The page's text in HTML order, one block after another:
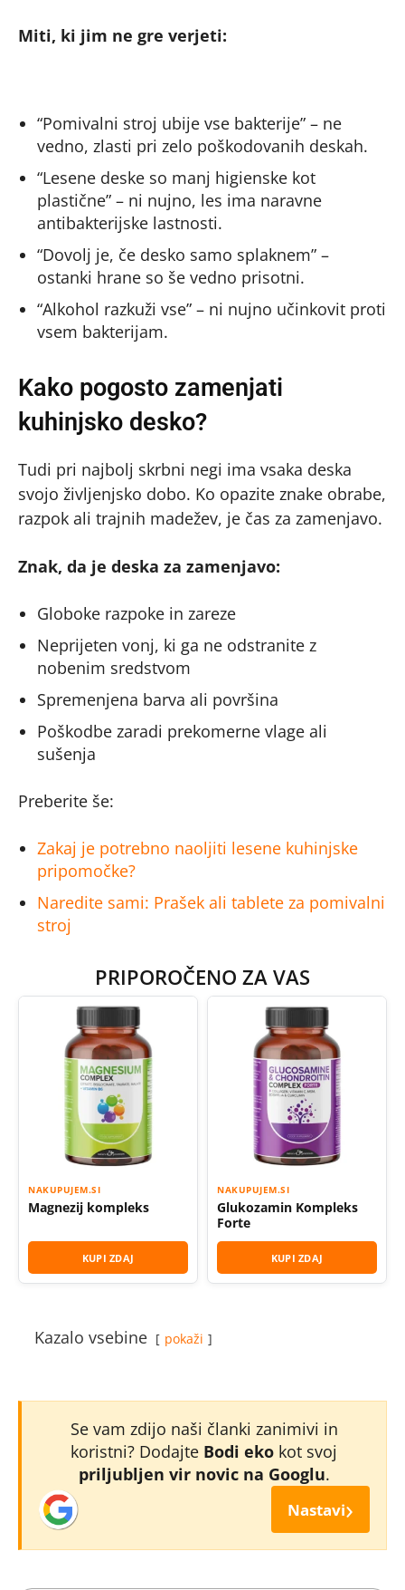
Miti, ki jim ne gre verjeti:
“Pomivalni stroj ubije vse bakterije” – ne
vedno, zlasti pri zelo poškodovanih deskah.
“Lesene deske so manj higienske kot
plastične” – ni nujno, les ima naravne
antibakterijske lastnosti.
“Dovolj je, če desko samo splaknem” –
ostanki hrane so še vedno prisotni.
“Alkohol razkuži vse” – ni nujno učinkovit proti
vsem bakterijam.
Kako pogosto zamenjati
kuhinjsko desko?
Tudi pri najbolj skrbni negi ima vsaka deska
svojo življenjsko dobo. Ko opazite znake obrabe,
razpok ali trajnih madežev, je čas za zamenjavo.
Znak, da je deska za zamenjavo:
Globoke razpoke in zareze
Neprijeten vonj, ki ga ne odstranite z
nobenim sredstvom
Spremenjena barva ali površina
Poškodbe zaradi prekomerne vlage ali
sušenja
Preberite še:
Zakaj je potrebno naoljiti lesene kuhinjske
pripomočke?
Naredite sami: Prašek ali tablete za pomivalni
stroj
PRIPOROČENO ZA VAS
NAKUPUJEM.SI
Magnezij kompleks
KUPI ZDAJ
NAKUPUJEM.SI
Glukozamin Kompleks
Forte
KUPI ZDAJ
Kazalo vsebine pokaži
Se vam zdijo naši članki zanimivi in
koristni? Dodajte Bodi eko kot svoj
priljubljen vir novic na Googlu.
Nastavi›